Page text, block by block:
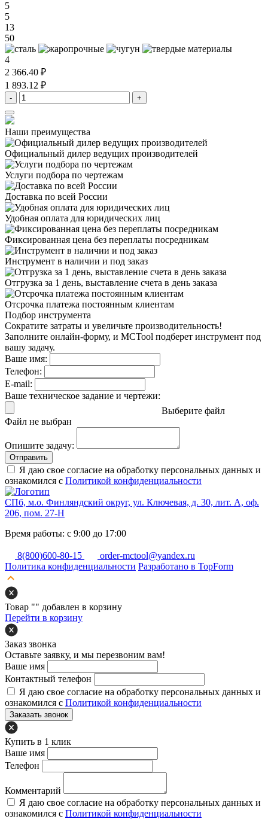
5
5
13
50
4
2 366.40 ₽
1 893.12 ₽
- +
Наши преимущества
Официальный дилер ведущих производителей
Услуги подбора по чертежам
Доставка по всей России
Удобная оплата для юридических лиц
Фиксированная цена без переплаты посредникам
Инструмент в наличии и под заказ
Отгрузка за 1 день, выставление счета в день заказа
Отсрочка платежа постоянным клиентам
Подбор инструмента
Сократите затраты и увеличьте производительность!
Заполните онлайн-форму, и MCTool подберет инструмент под
вашу задачу.
Ваше имя:
Телефон:
E-mail:
Ваше техническое задание и чертежи:
Выберите файл
Файл не выбран
Опишите задачу:
Отправить
Я даю свое согласие на обработку персональных данных и
ознакомился с Политикой конфиденциальности
СПб, м.о. Финляндский округ, ул. Ключевая, д. 30, лит. А, оф.
206, пом. 27-Н
Время работы: с 9:00 до 17:00
8(800)600-80-15
order-mctool@yandex.ru
Политика конфиденциальности Разработано в TopForm
Товар "" добавлен в корзину
Перейти в корзину
Заказ звонка
Оставьте заявку, и мы перезвоним вам!
Ваше имя
Контактный телефон
Я даю свое согласие на обработку персональных данных и
ознакомился с Политикой конфиденциальности
Заказать звонок
Купить в 1 клик
Ваше имя
Телефон
Комментарий
Я даю свое согласие на обработку персональных данных и
ознакомился с Политикой конфиденциальности